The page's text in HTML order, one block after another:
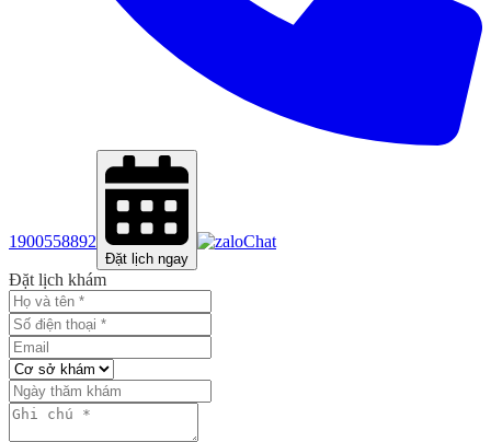
1900558892
Đặt lịch ngay
Chat
Đặt lịch khám